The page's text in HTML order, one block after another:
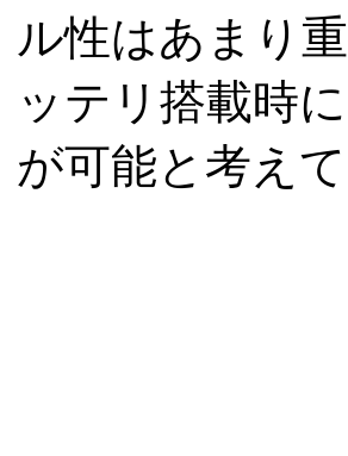
ル性はあまり
ッテリ搭載時
が可能と考え